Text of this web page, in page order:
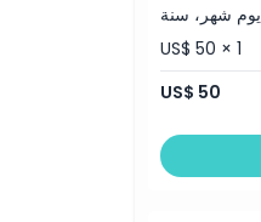
يوم شهر، سنة
US$ 50 × 1
US$ 50